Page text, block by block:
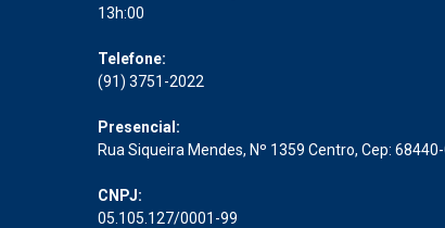
13h:00
Telefone:
(91) 3751-2022
Presencial:
Rua Siqueira Mendes, Nº 1359 Centro, Cep:
CNPJ:
05.105.127/0001-99